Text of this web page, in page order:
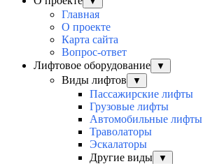
Главная
О проекте
Карта сайта
Вопрос-ответ
Лифтовое оборудование
▼
Виды лифтов ▼
Пассажирские лифты
Грузовые лифты
Автомобильные лифты
Траволаторы
Эскалаторы
Другие виды
▼